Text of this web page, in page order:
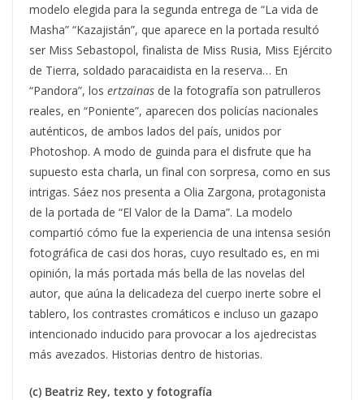
modelo elegida para la segunda entrega de “La vida de
Masha” “Kazajistán”, que aparece en la portada resultó
ser Miss Sebastopol, finalista de Miss Rusia, Miss Ejército
de Tierra, soldado paracaidista en la reserva… En
“Pandora”, los ertzainas de la fotografía son patrulleros
reales, en “Poniente”, aparecen dos policías nacionales
auténticos, de ambos lados del país, unidos por
Photoshop. A modo de guinda para el disfrute que ha
supuesto esta charla, un final con sorpresa, como en sus
intrigas. Sáez nos presenta a Olia Zargona, protagonista
de la portada de “El Valor de la Dama”. La modelo
compartió cómo fue la experiencia de una intensa sesión
fotográfica de casi dos horas, cuyo resultado es, en mi
opinión, la más portada más bella de las novelas del
autor, que aúna la delicadeza del cuerpo inerte sobre el
tablero, los contrastes cromáticos e incluso un gazapo
intencionado inducido para provocar a los ajedrecistas
más avezados. Historias dentro de historias.
(c) Beatriz Rey, texto y fotografía